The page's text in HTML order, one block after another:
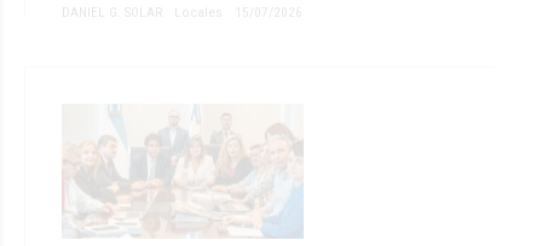
DANIEL G. SOLAR Locales 15/07/2026